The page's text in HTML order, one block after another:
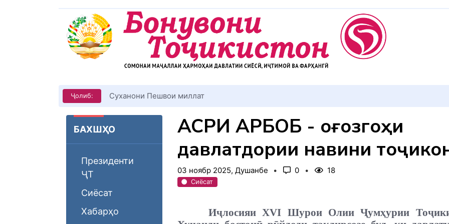
Ҷолиб: КИТОБХОНИРО ДАР ХУД ТАШАККУЛ ДИҲЕМ
БАХШҲО
Президенти
ҶТ
Сиёсат
Хабарҳо
ҚАСРИ АРБОБ - оғозгоҳи
давлатдории навини
03 ноябр 2025, Душанбе 0 18
Сиёсат
Иҷлосияи XVI Шурои Олии Ҷумҳурии